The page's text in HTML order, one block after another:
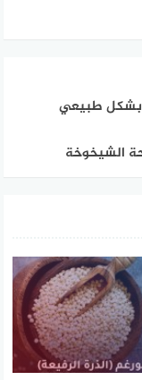
بشكل طبيعي
الشيخوخة